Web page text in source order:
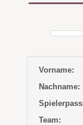
Vorname:
Nachname:
Team: